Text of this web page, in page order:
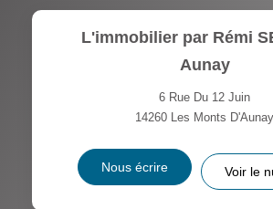
L'immobilier par Rémi
Aunay
6 Rue Du 12 Juin
14260 Les Monts D'Aunay
Nous écrire Voir le